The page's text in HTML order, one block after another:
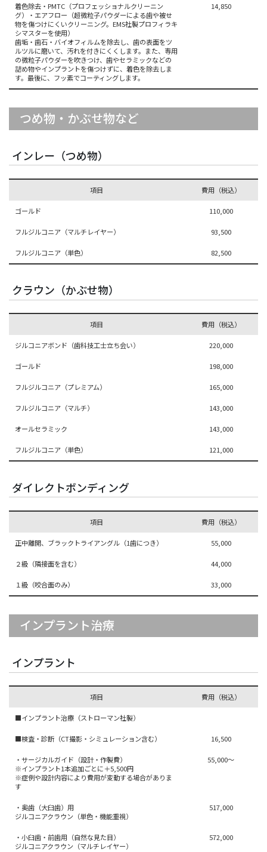
着色除去・PMTC（プロフェッショナルクリーニン
グ）・エアフロー（超微粒子パウダーによる歯や被せ
物を傷つけにくいクリーニング。EMS社製プロフィラキ
シマスターを使用）
歯垢・歯石・バイオフィルムを除去し、歯の表面をツ
ルツルに磨いて、汚れを付きにくくします。また、専用
の微粒子パウダーを吹きつけ、歯やセラミックなどの
詰め物やインプラントを傷つけずに、着色を除去しま
す。最後に、フッ素でコーティングします。
14,850
つめ物・かぶせ物など
インレー（つめ物）
項目 費用（税込）
ゴールド 110,000
フルジルコニア（マルチレイヤー） 93,500
フルジルコニア（単色） 82,500
クラウン（かぶせ物）
項目 費用（税込）
ジルコニアボンド（歯科技工士立ち会い） 220,000
ゴールド 198,000
フルジルコニア（プレミアム） 165,000
フルジルコニア（マルチ） 143,000
オールセラミック 143,000
フルジルコニア（単色） 121,000
ダイレクトボンディング
項目 費用（税込）
正中離開、ブラックトライアングル（1歯につき） 55,000
２級（隣接面を含む） 44,000
１級（咬合面のみ） 33,000
インプラント治療
インプラント
項目 費用（税込）
■インプラント治療（ストローマン社製）
■検査・診断（CT撮影・シミュレーション含む） 16,500
・サージカルガイド（設計・作製費）
※インプラント1本追加ごとに＋5,500円
※症例や設計内容により費用が変動する場合がありま
す
55,000～
・奥歯（大臼歯）用
ジルコニアクラウン（単色・機能重視）
517,000
・小臼歯・前歯用（自然な見た目）
ジルコニアクラウン（マルチレイヤー）
572,000